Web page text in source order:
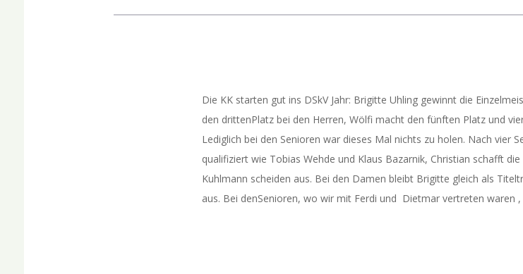
Die KK starten gut ins DSkV Jahr: Brigitte Uhling gewinnt die
den drittenPlatz bei den Herren, Wölfi macht den fünften Platz und
Lediglich bei den Senioren war dieses Mal nichts zu holen. Nach vier
qualifiziert wie Tobias Wehde und Klaus Bazarnik, Christian schafft
Kuhlmann scheiden aus. Bei den Damen bleibt Brigitte gleich als
aus. Bei denSenioren, wo wir mit Ferdi und Dietmar vertreten waren